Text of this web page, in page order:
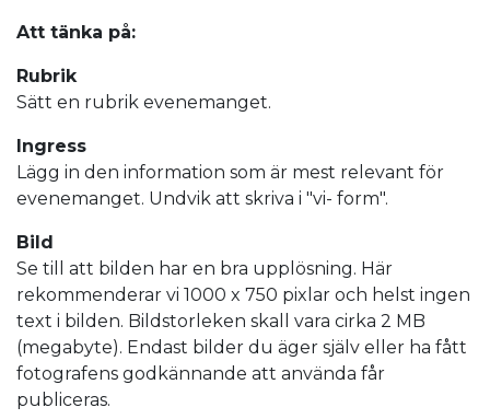
Att tänka på:
Rubrik
Sätt en rubrik evenemanget.
Ingress
Lägg in den information som är mest relevant för
evenemanget. Undvik att skriva i "vi- form".
Bild
Se till att bilden har en bra upplösning. Här
rekommenderar vi 1000 x 750 pixlar och helst ingen
text i bilden. Bildstorleken skall vara cirka 2 MB
(megabyte). Endast bilder du äger själv eller ha fått
fotografens godkännande att använda får
publiceras.